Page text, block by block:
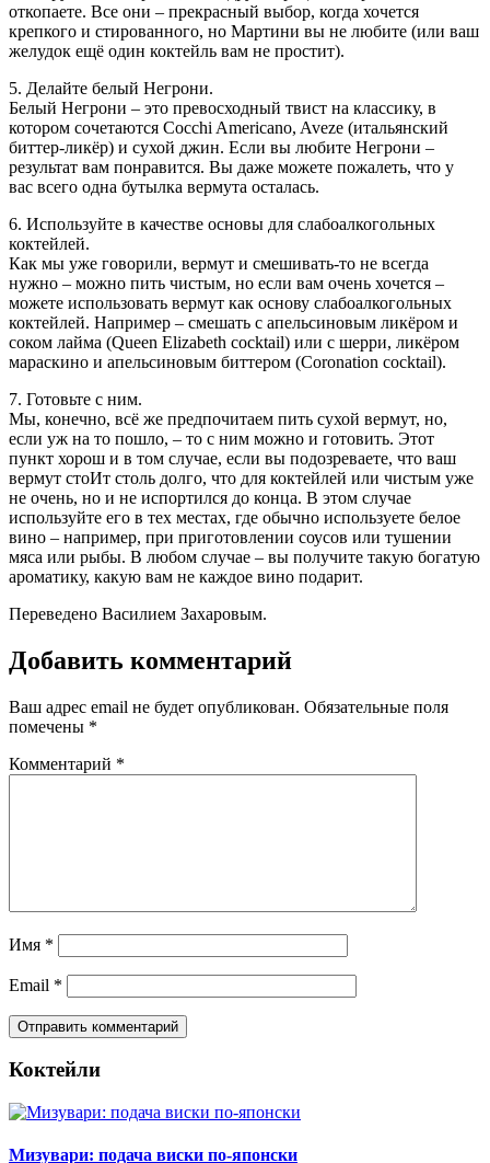
откопаете. Все они – прекрасный выбор, когда хочется
крепкого и стированного, но Мартини вы не любите (или ваш
желудок ещё один коктейль вам не простит).
5. Делайте белый Негрони.
Белый Негрони – это превосходный твист на классику, в
котором сочетаются Cocchi Americano, Aveze (итальянский
биттер-ликёр) и сухой джин. Если вы любите Негрони –
результат вам понравится. Вы даже можете пожалеть, что у
вас всего одна бутылка вермута осталась.
6. Используйте в качестве основы для слабоалкогольных
коктейлей.
Как мы уже говорили, вермут и смешивать-то не всегда
нужно – можно пить чистым, но если вам очень хочется –
можете использовать вермут как основу слабоалкогольных
коктейлей. Например – смешать с апельсиновым ликёром и
соком лайма (Queen Elizabeth cocktail) или с шерри, ликёром
мараскино и апельсиновым биттером (Coronation cocktail).
7. Готовьте с ним.
Мы, конечно, всё же предпочитаем пить сухой вермут, но,
если уж на то пошло, – то с ним можно и готовить. Этот
пункт хорош и в том случае, если вы подозреваете, что ваш
вермут стоИт столь долго, что для коктейлей или чистым уже
не очень, но и не испортился до конца. В этом случае
используйте его в тех местах, где обычно используете белое
вино – например, при приготовлении соусов или тушении
мяса или рыбы. В любом случае – вы получите такую богатую
ароматику, какую вам не каждое вино подарит.
Переведено Василием Захаровым.
Добавить комментарий
Ваш адрес email не будет опубликован. Обязательные поля
помечены *
Комментарий *
Имя *
Email *
Коктейли
Мизувари: подача виски по-японски